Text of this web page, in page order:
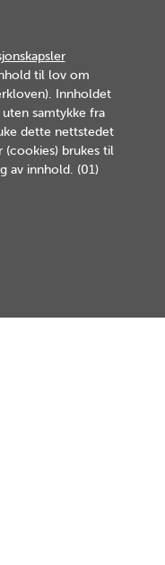
til lov om
Innholdet
samtykke fra
dette nettstedet
(cookies) brukes til
av innhold. (01)